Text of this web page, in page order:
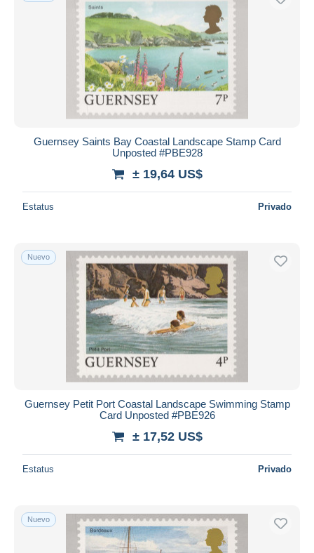
Guernsey Saints Bay Coastal Landscape Stamp Card
Unposted #PBE928
± 19,64 US$
Estatus Privado
Nuevo
Guernsey Petit Port Coastal Landscape Swimming Stamp
Card Unposted #PBE926
± 17,52 US$
Estatus Privado
Nuevo